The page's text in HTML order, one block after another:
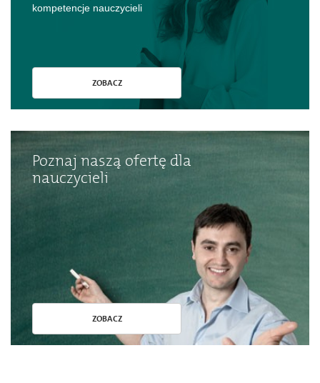
kompetencje nauczycieli
ZOBACZ
Poznaj naszą ofertę dla
nauczycieli
ZOBACZ